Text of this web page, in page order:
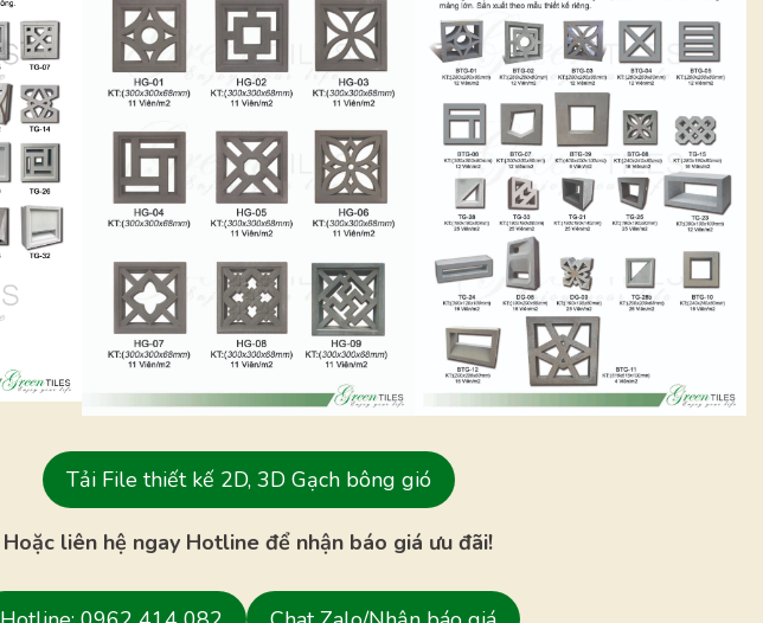
Tải File thiết kế 2D, 3D Gạch bông gió
Hoặc liên hệ ngay Hotline để nhận báo giá ưu đãi!